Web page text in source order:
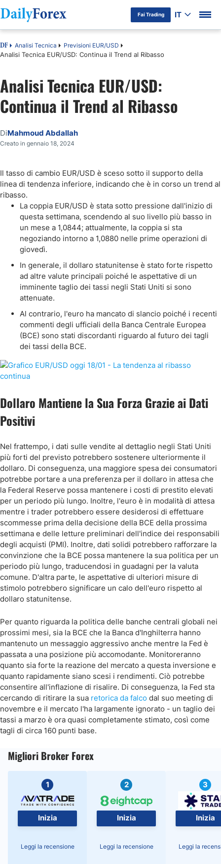
Fai Trading IT
DF Analisi Tecnica Previsioni EUR/USD
Analisi Tecnica EUR/USD: Continua il Trend al Ribasso
Analisi Tecnica EUR/USD:
Continua il Trend al Ribasso
DiMahmoud Abdallah
Creato in gennaio 18, 2024
Il tasso di cambio EUR/USD è sceso sotto il supporto della
linea di tendenza inferiore, indicando che è in corso un trend al
ribasso.
La coppia EUR/USD è stata sotto pressione dall'inizio di
questa settimana, scendendo al suo livello più basso in
un mese a 1,0844; attualmente, la coppia si sta
negoziando intorno a 1,0880 nelle prime operazioni di
giovedì.
In generale, il dollaro statunitense è stato forte rispetto
ad altre valute principali poiché le aspettative di un
imminente taglio dei tassi negli Stati Uniti si sono
attenuate.
Al contrario, l'euro ha mancato di slancio poiché i recenti
commenti degli ufficiali della Banca Centrale Europea
(BCE) sono stati discordanti riguardo al futuro dei tagli
dei tassi della BCE.
Dollaro Mantiene la Sua Forza Grazie ai Dati
Positivi
Nel frattempo, i dati sulle vendite al dettaglio negli Stati Uniti
più forti del previsto potrebbero sostenere ulteriormente il
dollaro. Di conseguenza, una maggiore spesa dei consumatori
potrebbe portare a una preferenza per il dollaro in attesa che
la Federal Reserve possa mantenere i costi di prestito elevati
per un periodo più lungo. Inoltre, l'euro è in modalità di attesa
mentre i trader potrebbero essere desiderosi di effettuare
scommesse prima della decisione della BCE della prossima
settimana e delle letture preliminari dell'indice dei responsabili
degli acquisti (PMI). Inoltre, dati solidi potrebbero rafforzare la
convinzione che la BCE possa mantenere la sua politica per un
periodo più lungo, traducendosi in guadagni per la valuta
comune. D'altra parte, le aspettative di ulteriori misure di
stimolo potrebbero significare un calo dell'euro rispetto al
dollaro statunitense.
Per quanto riguarda la politica delle banche centrali globali nei
prossimi mesi, sia la BCE che la Banca d'Inghilterra hanno
mantenuto un messaggio aggressivo anche mentre la Fed è
passata a una posizione più accomodante. Monitoreranno
quanto sia forte la reazione del mercato a questa inversione e
quanto rapidamente siano scesi i rendimenti. Ciò potrebbe
consentire all'inflazione di risalire. Di conseguenza, la Fed sta
cercando di ritirare la sua retorica da falco dal suo meeting di
novembre e il mercato l'ha largamente ignorato - un taglio dei
tassi a marzo è ora quasi completamente stimato, così come
tagli di circa 160 punti base.
Migliori Broker Forex
1
Inizia
Leggi la recensione
2
Inizia
Leggi la recensione
3
Inizia
Leggi la